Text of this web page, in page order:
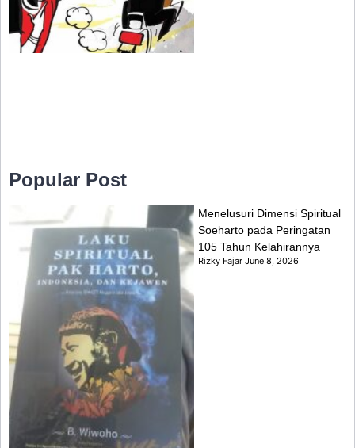
Popular Post
Menelusuri Dimensi Spiritual
Soeharto pada Peringatan
105 Tahun Kelahirannya
Rizky FajarJune 8, 2026